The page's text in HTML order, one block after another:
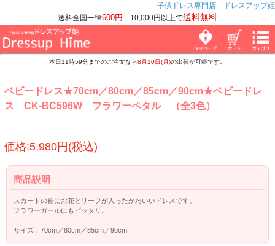
子供ドレス専門店 ドレスアップ姫
送料全国一律600円 10,000円以上で送料無料
本日11時59分までのご注文なら8月10日(月)の出荷が可能です。
ベビードレス★70cm／80cm／85cm／90cm★ベビードレ
ス CK-BC596W フラワーペタル （全3色）
価格:5,980円(税込)
商品説明
スカートの裾にお花とリーフが入ったかわいいドレスです。
フラワーガールにもピッタリ。
サイズ：70cm／80cm／85cm／90cm